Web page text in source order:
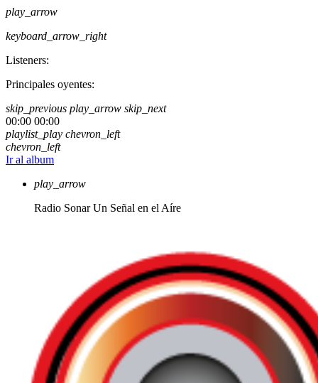
play_arrow
keyboard_arrow_right
Listeners:
Principales oyentes:
skip_previous play_arrow skip_next
00:00 00:00
playlist_play chevron_left
chevron_left
Ir al album
play_arrow
Radio Sonar Un Señal en el Aíre